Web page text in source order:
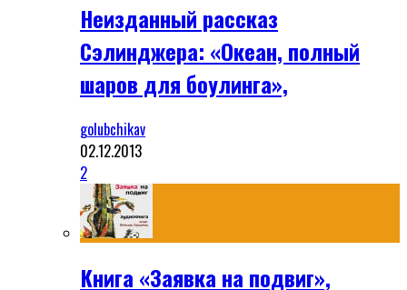
Неизданный рассказ
Сэлинджера: «Океан, полный
шаров для боулинга»,
golubchikav
02.12.2013
2
Книга «Заявка на подвиг»,